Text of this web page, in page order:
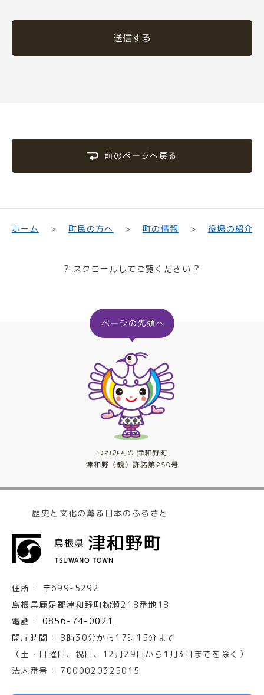
送信する
前のページへ戻る
ホーム 町民の方へ 町の情報 役場の紹介
? スクロールしてご覧ください ?
歴史と文化の薫る日本のふるさと
住所：
〒699-5292
島根県鹿足郡津和野町枕瀬218番地18
電話：
0856-74-0021
開庁時間：
8時30分から17時15分まで
（土・日曜日、祝日、12月29日から1月3日までを除く）
法人番号：
7000020325015